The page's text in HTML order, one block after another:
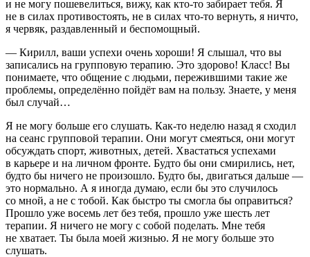
и не могу пошевелиться, вижу, как кто-то забирает тебя. Я
не в силах противостоять, не в силах что-то вернуть, я ничто,
я червяк, раздавленный и беспомощный.
— Кирилл, ваши успехи очень хороши! Я слышал, что вы
записались на групповую терапию. Это здорово! Класс! Вы
понимаете, что общение с людьми, пережившими такие же
проблемы, определённо пойдёт вам на пользу. Знаете, у меня
был случай…
Я не могу больше его слушать. Как-то неделю назад я сходил
на сеанс групповой терапии. Они могут смеяться, они могут
обсуждать спорт, животных, детей. Хвастаться успехами
в карьере и на личном фронте. Будто бы они смирились, нет,
будто бы ничего не произошло. Будто бы, двигаться дальше —
это нормально. А я иногда думаю, если бы это случилось
со мной, а не с тобой. Как быстро ты смогла бы оправиться?
Прошло уже восемь лет без тебя, прошло уже шесть лет
терапии. Я ничего не могу с собой поделать. Мне тебя
не хватает. Ты была моей жизнью. Я не могу больше это
слушать.